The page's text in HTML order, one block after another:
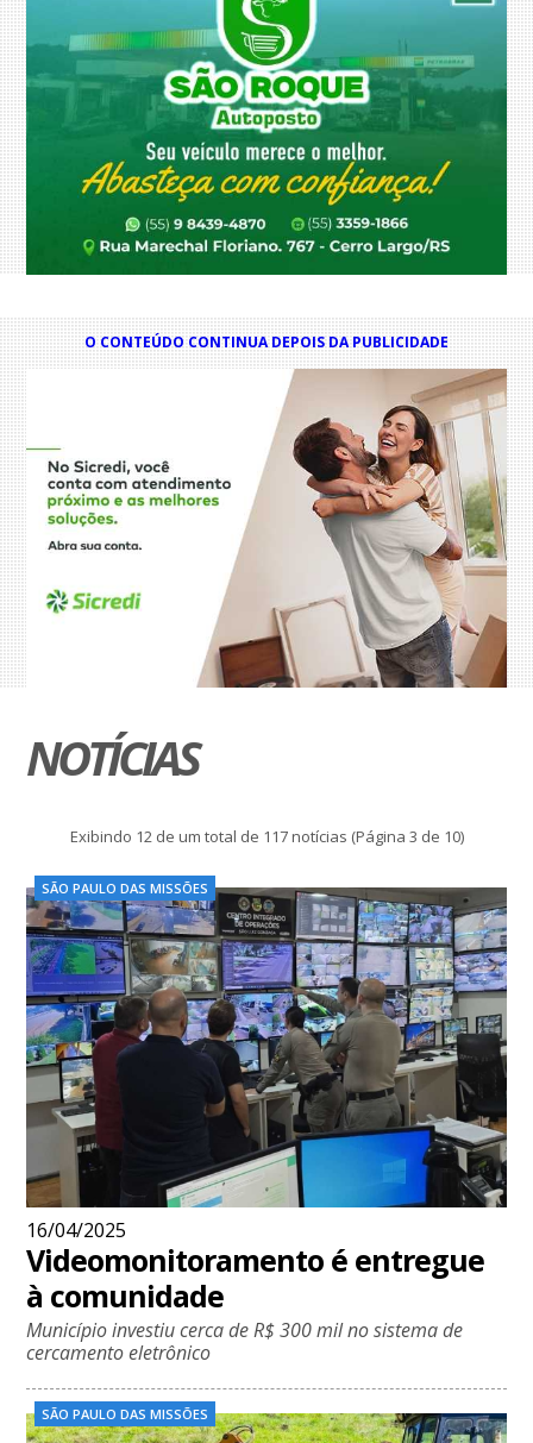
O CONTEÚDO CONTINUA DEPOIS DA PUBLICIDADE
NOTÍCIAS
Exibindo 12 de um total de 117 notícias (Página 3 de 10)
SÃO PAULO DAS MISSÕES
16/04/2025
Videomonitoramento é entregue
à comunidade
Município investiu cerca de R$ 300 mil no sistema de
cercamento eletrônico
SÃO PAULO DAS MISSÕES